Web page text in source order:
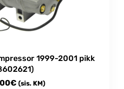
1999-2001 pikk
€ (sis. KM)